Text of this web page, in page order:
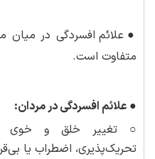
●علائم افسردگی در میان
متفاوت است.
● علائم افسردگی در مردان:
○ تغییر خلق و خوی
تحریک‌پذیری، اضطراب یا